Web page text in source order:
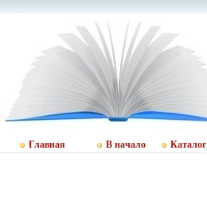
Главная В начало Каталог